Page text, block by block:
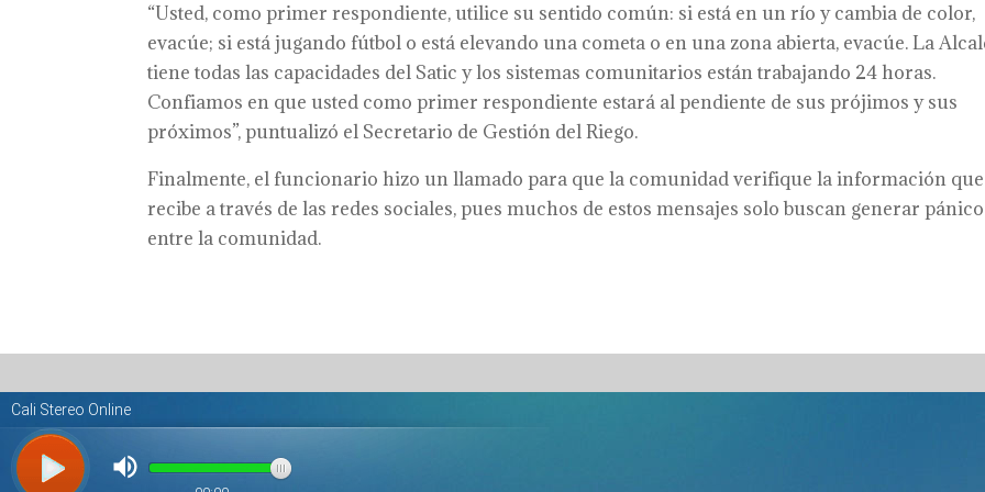
“Usted, como primer respondiente, utilice su sentido común: si está en un río y cambia de color,
evacúe; si está jugando fútbol o está elevando una cometa o en una zona abierta, evacúe. La
tiene todas las capacidades del Satic y los sistemas comunitarios están trabajando 24 horas.
Confiamos en que usted como primer respondiente estará al pendiente de sus prójimos y sus
próximos”, puntualizó el Secretario de Gestión del Riego.
Finalmente, el funcionario hizo un llamado para que la comunidad verifique la información que
recibe a través de las redes sociales, pues muchos de estos mensajes solo buscan generar pánico
entre la comunidad.